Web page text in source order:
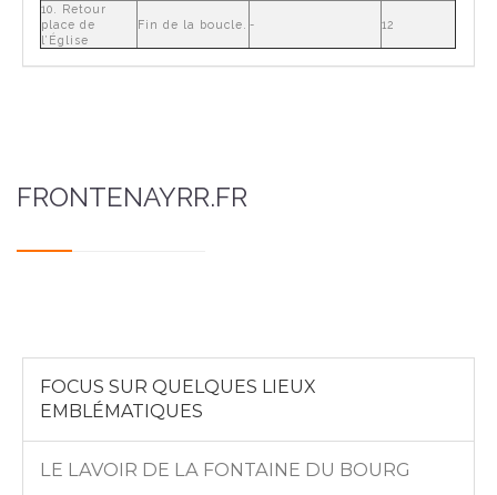
10. Retour
place de
l’Église
Fin de la boucle. - 12
FRONTENAYRR.FR
FOCUS SUR QUELQUES LIEUX
EMBLÉMATIQUES
LE LAVOIR DE LA FONTAINE DU BOURG